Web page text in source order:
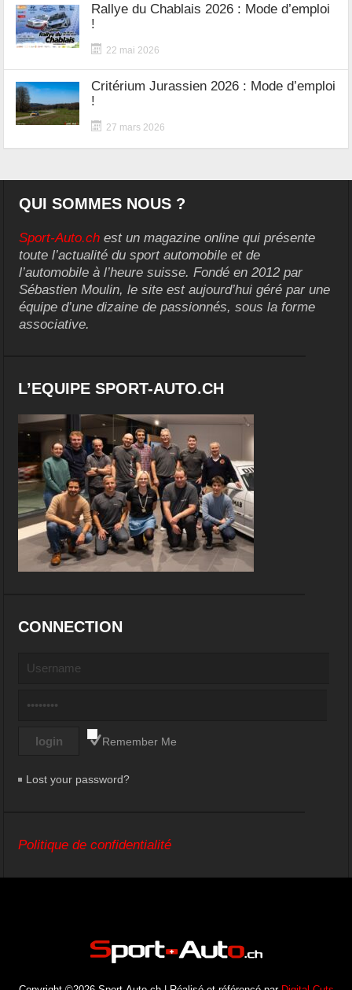
Rallye du Chablais 2026 : Mode d’emploi
!
22 mai 2026
Critérium Jurassien 2026 : Mode d’emploi
!
27 mars 2026
QUI SOMMES NOUS ?
Sport-Auto.ch est un magazine online qui présente
toute l’actualité du sport automobile et de
l’automobile à l’heure suisse. Fondé en 2012 par
Sébastien Moulin, le site est aujourd’hui géré par une
équipe d’une dizaine de passionnés, sous la forme
associative.
L’EQUIPE SPORT-AUTO.CH
CONNECTION
Remember Me
Lost your password?
Politique de confidentialité